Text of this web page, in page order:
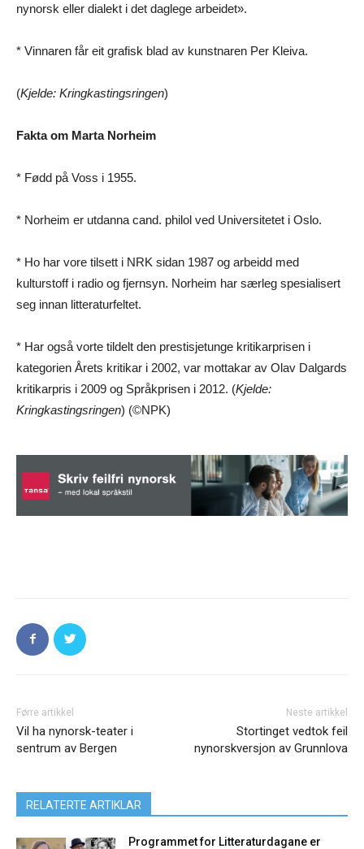
nynorsk eller dialekt i det daglege arbeidet».
* Vinnaren får eit grafisk blad av kunstnaren Per Kleiva.
(Kjelde: Kringkastingsringen)
Fakta om Marta Norheim
* Fødd på Voss i 1955.
* Norheim er utdanna cand. philol ved Universitetet i Oslo.
* Ho har vore tilsett i NRK sidan 1987 og arbeidd med
kulturstoff i radio og fjernsyn. Norheim har særleg spesialisert
seg innan litteraturfeltet.
* Har også vorte tildelt den prestisjetunge kritikarprisen i
kategorien Årets kritikar i 2002, var mottakar av Olav Dalgards
kritikarpris i 2009 og Språkprisen i 2012. (Kjelde:
Kringkastingsringen) (©NPK)
Førre artikkel
Vil ha nynorsk-teater i
sentrum av Bergen
Neste artikkel
Stortinget vedtok feil
nynorskversjon av Grunnlova
RELATERTE ARTIKLAR
Programmet for Litteraturdagane er